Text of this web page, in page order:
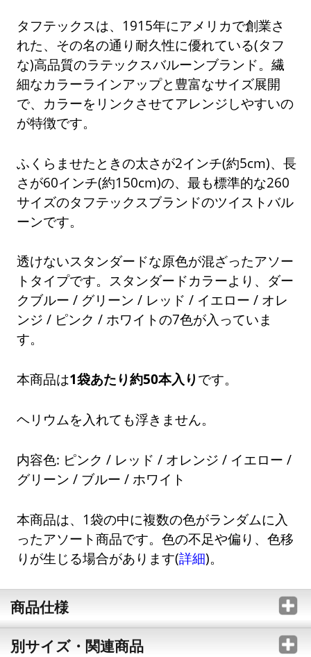
タフテックスは、1915年にアメリカで創業さ
れた、その名の通り耐久性に優れている(タフ
な)高品質のラテックスバルーンブランド。繊
細なカラーラインアップと豊富なサイズ展開
で、カラーをリンクさせてアレンジしやすいの
が特徴です。
ふくらませたときの太さが2インチ(約5cm)、長
さが60インチ(約150cm)の、最も標準的な260
サイズのタフテックスブランドのツイストバル
ーンです。
透けないスタンダードな原色が混ざったアソー
トタイプです。スタンダードカラーより、ダー
クブルー / グリーン / レッド / イエロー / オレ
ンジ / ピンク / ホワイトの7色が入っていま
す。
本商品は1袋あたり約50本入り です。
ヘリウムを入れても浮きません。
内容色: ピンク / レッド / オレンジ / イエロー /
グリーン / ブルー / ホワイト
本商品は、1袋の中に複数の色がランダムに入
ったアソート商品です。色の不足や偏り、色移
りが生じる場合があります(詳細)。
商品仕様
別サイズ・関連商品